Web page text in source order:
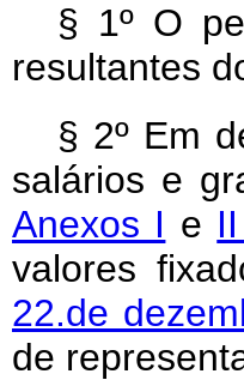
§ 1º O
resultantes
§ 2º Em
salários e
Anexos I e
valores
22.de
de